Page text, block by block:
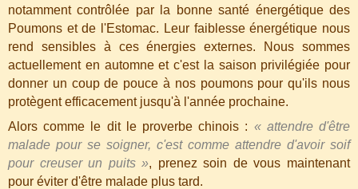
notamment contrôlée par la bonne santé énergétique des
Poumons et de l'Estomac. Leur faiblesse énergétique nous
rend sensibles à ces énergies externes. Nous sommes
actuellement en automne et c'est la saison privilégiée pour
donner un coup de pouce à nos poumons pour qu'ils nous
protègent efficacement jusqu'à l'année prochaine.
Alors comme le dit le proverbe chinois : « attendre d'être
malade pour se soigner, c'est comme attendre d'avoir soif
pour creuser un puits », prenez soin de vous maintenant
pour éviter d'être malade plus tard.